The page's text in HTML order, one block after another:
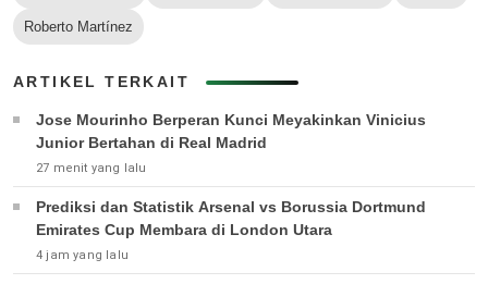
Roberto Martínez
ARTIKEL TERKAIT
Jose Mourinho Berperan Kunci Meyakinkan Vinicius
Junior Bertahan di Real Madrid
27 menit yang lalu
Prediksi dan Statistik Arsenal vs Borussia Dortmund
Emirates Cup Membara di London Utara
4 jam yang lalu